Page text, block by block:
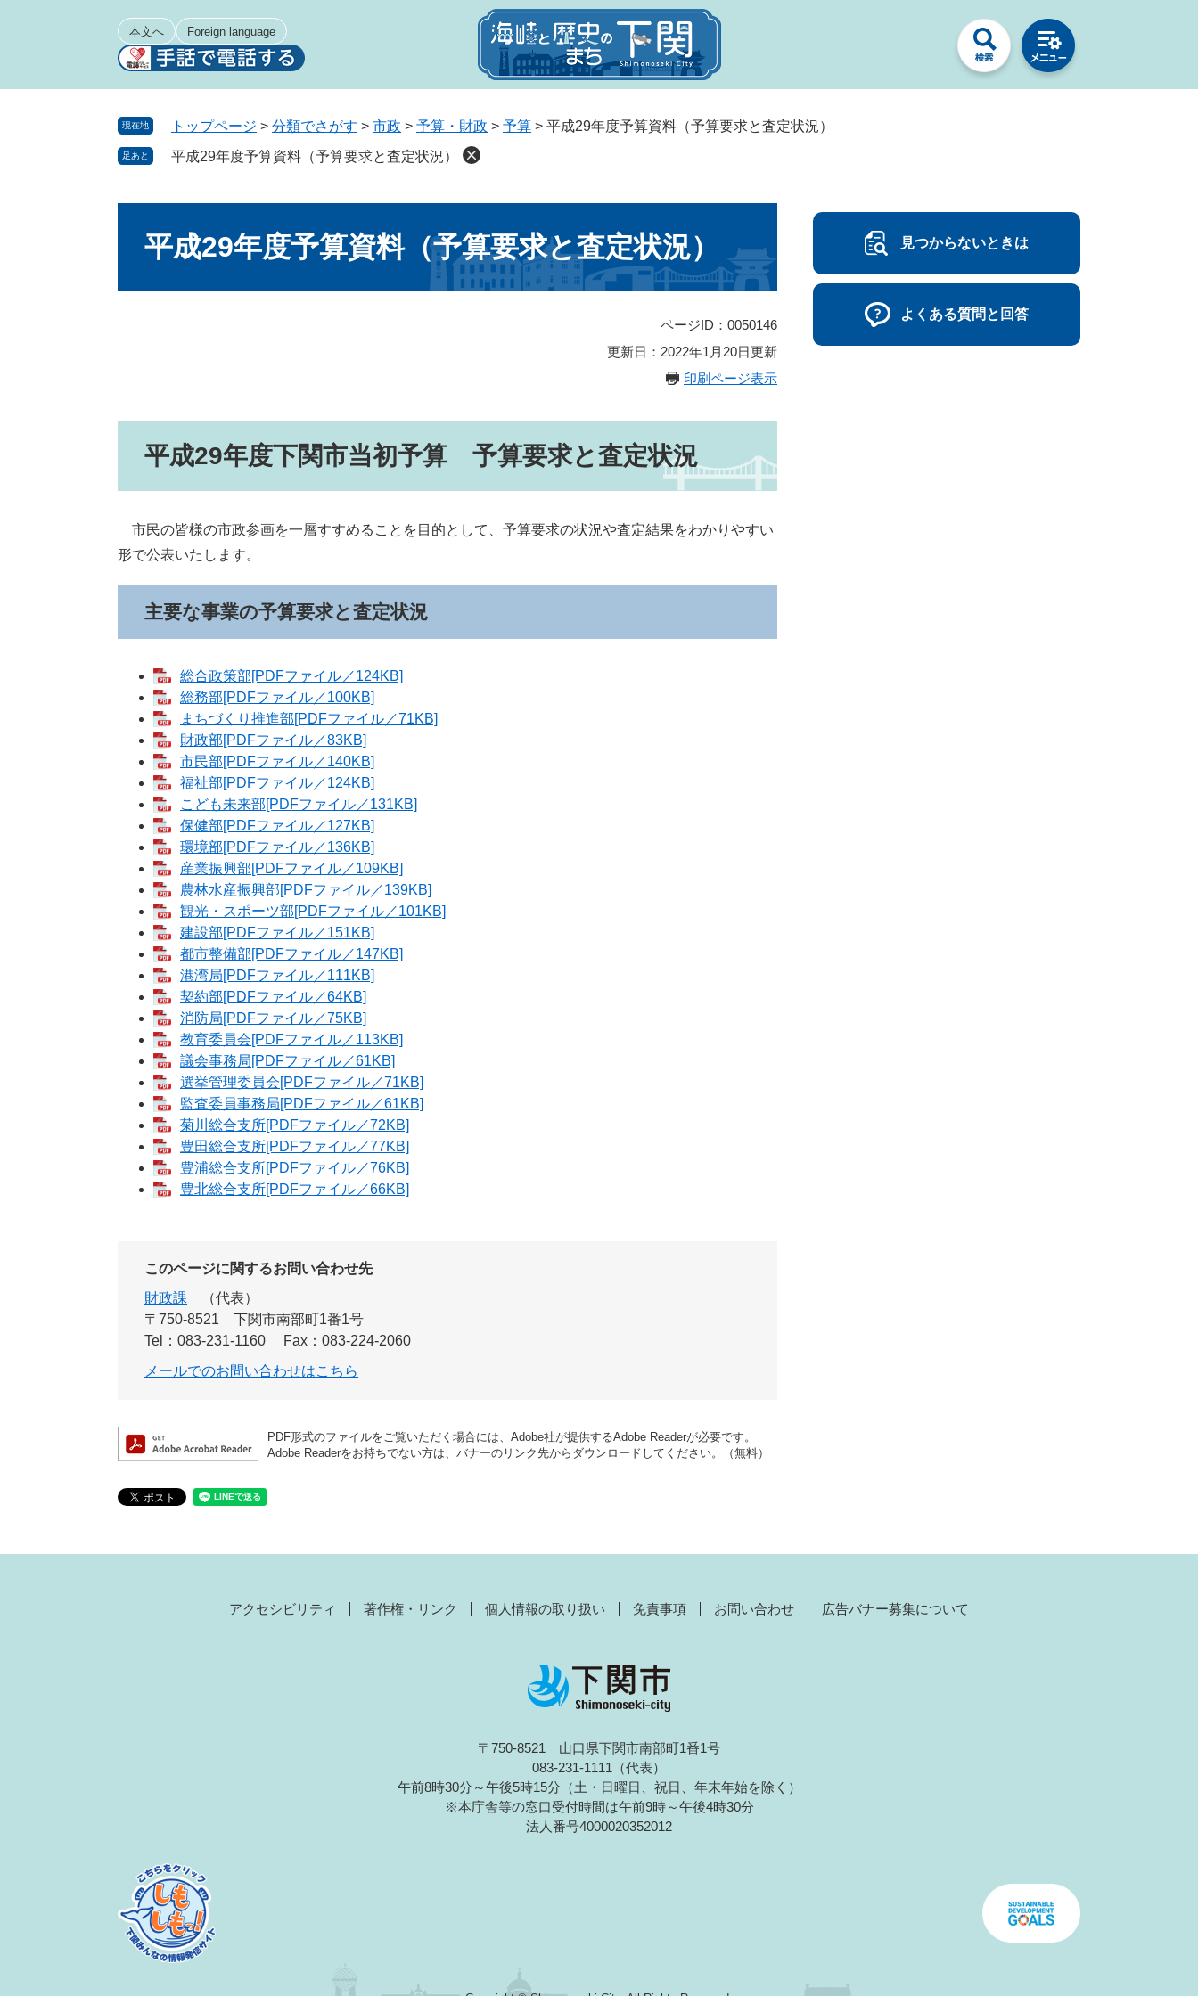
本文へ Foreign language
現在地 トップページ > 分類でさがす > 市政 > 予算・財政 > 予算 > 平成29年度予算資料（予算要求と査定状況）
足あと 平成29年度予算資料（予算要求と査定状況）
平成29年度予算資料（予算要求と査定状況）
ページID：0050146
更新日：2022年1月20日更新
印刷ページ表示
平成29年度下関市当初予算 予算要求と査定状況
市民の皆様の市政参画を一層すすめることを目的として、予算要求の状況や査定結果をわかりやすい
形で公表いたします。
主要な事業の予算要求と査定状況
総合政策部[PDFファイル／124KB]
総務部[PDFファイル／100KB]
まちづくり推進部[PDFファイル／71KB]
財政部[PDFファイル／83KB]
市民部[PDFファイル／140KB]
福祉部[PDFファイル／124KB]
こども未来部[PDFファイル／131KB]
保健部[PDFファイル／127KB]
環境部[PDFファイル／136KB]
産業振興部[PDFファイル／109KB]
農林水産振興部[PDFファイル／139KB]
観光・スポーツ部[PDFファイル／101KB]
建設部[PDFファイル／151KB]
都市整備部[PDFファイル／147KB]
港湾局[PDFファイル／111KB]
契約部[PDFファイル／64KB]
消防局[PDFファイル／75KB]
教育委員会[PDFファイル／113KB]
議会事務局[PDFファイル／61KB]
選挙管理委員会[PDFファイル／71KB]
監査委員事務局[PDFファイル／61KB]
菊川総合支所[PDFファイル／72KB]
豊田総合支所[PDFファイル／77KB]
豊浦総合支所[PDFファイル／76KB]
豊北総合支所[PDFファイル／66KB]
このページに関するお問い合わせ先
財政課
代表
〒750-8521
下関市南部町1番1号
Tel：083-231-1160
Fax：083-224-2060
メールでのお問い合わせはこちら
PDF形式のファイルをご覧いただく場合には、Adobe社が提供するAdobe Readerが必要です。
Adobe Readerをお持ちでない方は、バナーのリンク先からダウンロードしてください。（無料）
見つからないときは
よくある質問と回答
アクセシビリティ 著作権・リンク 個人情報の取り扱い 免責事項 お問い合わせ 広告バナー募集について
〒750-8521 山口県下関市南部町1番1号
083-231-1111（代表）
午前8時30分～午後5時15分（土・日曜日、祝日、年末年始を除く）
※本庁舎等の窓口受付時間は午前9時～午後4時30分
法人番号4000020352012